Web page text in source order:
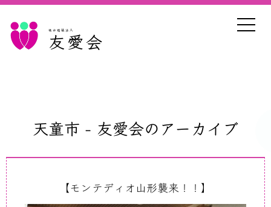
社会福祉法人
友愛会
天童市 - 友愛会のアーカイブ
【モンテディオ山形襲来！！】